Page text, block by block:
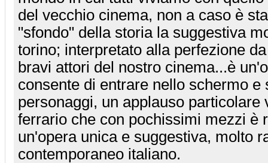
del vecchio cinema, non a caso è
"sfondo" della storia la suggestiva
torino; interpretato alla perfezione
bravi attori del nostro cinema...è
consente di entrare nello schermo e
personaggi, un applauso particolare
ferrario che con pochissimi mezzi è
un'opera unica e suggestiva, molto
contemporaneo italiano.